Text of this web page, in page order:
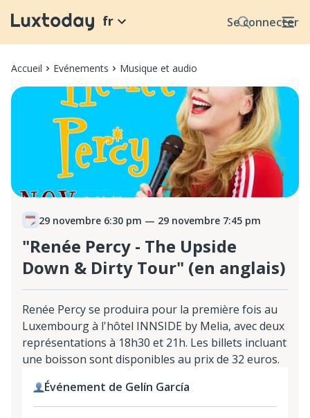
Se connecter
fr
Accueil Evénements Musique et audio
29 novembre 6:30 pm — 29 novembre 7:45 pm
"Renée Percy - The Upside
Down & Dirty Tour" (en anglais)
Renée Percy se produira pour la première fois au
Luxembourg à l'hôtel INNSIDE by Melia, avec deux
représentations à 18h30 et 21h. Les billets incluant
une boisson sont disponibles au prix de 32 euros.
Événement de Gelín García